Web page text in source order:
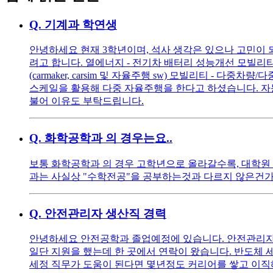
Q. 기계과 학연생
안녕하세요 현재 3학년이며, 석사 생각은 있으나 고민
려고 합니다. 열에너지 - 전기차 배터리 성능개선 모빌
(carmaker, carsim 및 자율주행 sw) 모빌리티 - 다중차량
스케일을 활용해 다중 자율주행을 한다고 하셨습니다.
불어 이유도 부탁드립니다.
Q. 화학공학과 의 경우는요..
보통 화학공학과 의 경우 고학년으로 올라갈수록, 대학
과는 사실상 "수학전공"을 공부하는것과 다르지 않은건
Q. 안전관리자 생산직 경력
안녕하세요 안전공학과 졸업예정에 있습니다. 안전관리
일단 지원을 했는데 한 곳에서 연락이 왔습니다. 반도체
세정 직무가 도움이 된다면 몇년정도 커리어를 쌓고 이직